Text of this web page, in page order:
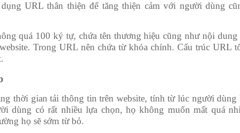
URL thân thiện để tăng thiện cảm với người dùng
quá 100 ký tự, chứa tên thương hiệu cũng như nội
Trong URL nên chứa từ khóa chính. Cấu trúc URL
thời gian tải thông tin trên website, tính từ lúc người dùng
dùng có rất nhiều lựa chọn, họ không muốn mất quá
họ sẽ sớm từ bỏ.